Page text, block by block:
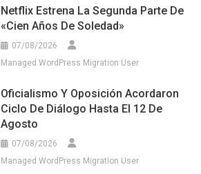
Netflix Estrena La Segunda Parte De
«Cien Años De Soledad»
07/08/2026
Managed WordPress Migration User
Oficialismo Y Oposición Acordaron
Ciclo De Diálogo Hasta El 12 De
Agosto
07/08/2026
Managed WordPress Migration User